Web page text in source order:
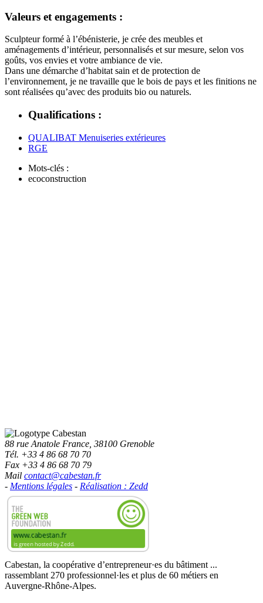
Valeurs et engagements :
Sculpteur formé à l’ébénisterie, je crée des meubles et
aménagements d’intérieur, personnalisés et sur mesure, selon vos
goûts, vos envies et votre ambiance de vie.
Dans une démarche d’habitat sain et de protection de
l’environnement, je ne travaille que le bois de pays et les finitions ne
sont réalisées qu’avec des produits bio ou naturels.
Qualifications :
QUALIBAT Menuiseries extérieures
RGE
Mots-clés :
ecoconstruction
88 rue Anatole France, 38100 Grenoble
Tél. +33 4 86 68 70 70
Fax +33 4 86 68 70 79
Mail contact@cabestan.fr
- Mentions légales - Réalisation : Zedd
Cabestan, la coopérative d’entrepreneur·es du bâtiment ...
rassemblant 270 professionnel·les et plus de 60 métiers en
Auvergne‑Rhône‑Alpes.